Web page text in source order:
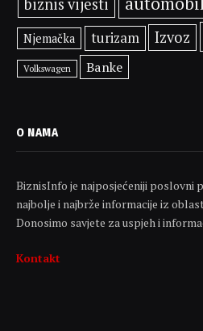
biznis vijesti
Njemačka turizam Izvoz
Volkswagen Banke
O NAMA
BiznisInfo je najposjećeniji poslovni
najbolje i najbrže informacije iz
Donosimo savjete za uspjeh i
Kontakt